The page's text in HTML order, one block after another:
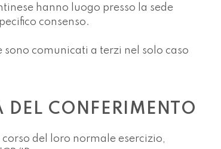
hanno luogo presso la sede
consenso.
comunicati a terzi nel solo caso
CONFERIMENTO
del loro normale esercizio,